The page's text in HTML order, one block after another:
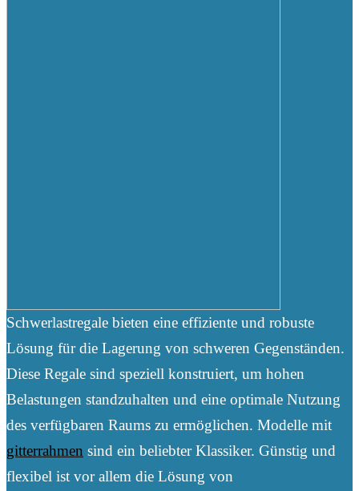
Schwerlastregale bieten eine effiziente und robuste
Lösung für die Lagerung von schweren Gegenständen.
Diese Regale sind speziell konstruiert, um hohen
Belastungen standzuhalten und eine optimale Nutzung
des verfügbaren Raums zu ermöglichen. Modelle mit
gitterrahmen sind ein beliebter Klassiker. Günstig und
flexibel ist vor allem die Lösung von